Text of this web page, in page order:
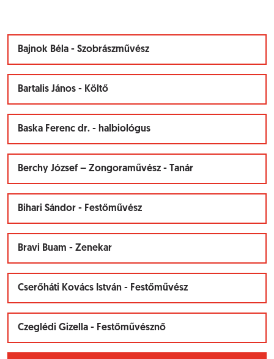
Bajnok Béla - Szobrászművész
Bartalis János - Költő
Baska Ferenc dr. - halbiológus
Berchy József – Zongoraművész - Tanár
Bihari Sándor - Festőművész
Bravi Buam - Zenekar
Cserőháti Kovács István - Festőművész
Czeglédi Gizella - Festőművésznő